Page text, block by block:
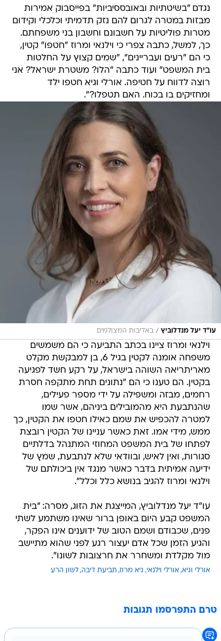
נגדם "בשיטתיות ובאובססיביות" בפייסבוק אמירות
מבזות במטרה לגרום להם נזק תדמיתי וכלכלי וקידום
מטרות פוליטיות על חשבונם וחשבון בני משפחתם.
כך, למשל, כתבה צפרי כי וילנאי ומרוז "חטפו" קטין,
כי הם "רעים ועבריינים", "שמים קצוץ על החלטות
בית המשפט" ועוד כתבה "הלו? משטרת ישראל? אני
רוצה לדווח על חטיפה. אורלי וגיא חטפו ילד
ומחזיקים בו בכוח. האם תטפלו?".
עו"ד יעל מנדלוביץ / באדיבות המצולמים
וילנאי ומרוז ציינו בכתב התביעה כי הם משמשים
משפחה אומנה לקטין בגיל 6, בן למבקשת מקלט
מאריתריאה השוהה בישראל, על רקע חשד לפגיעה
בקטין. הם טענו כי הם "נתונים תחת מתקפה חסרת
רחמים, מבזה ומשפילה על ידי מספר פעילים,
שהנתבעת היא מהמובילים ביניהם, אשר שמו
למטרה להכפיש את שמם כאילו חטפו את הקטין, כך
ממש, מידי אמו. זאת כאשר עניינו של הקטין רובצת
לפתחו של בית המשפט המחוזי המתנהל בדלתיים
סגורות, ואין לאיש, ובוודאי שלא לנתבעת, שמץ של
ידיעה אמיתית בדבר כאשר מנגד אין ביכולתם של
וילנאי ומרוז להגיב בנושא כלל וכלל".
עו"ד יעל מנדלוביץ, המייצגת את הזוג, מסרה: "בית
המשפט קבע היום באופן ברור שאינו משתמע לשתי
פנים, שכבודם ושמם הטוב של ידוענים אינו הפקר,
והגיע הזמן שכל אדם יעצור רגע לפני שהוא מתיישב
מול מקלדת ומשחרר את חרצובות לשונו".
אורלי וגיא אורלי וילנאי גיא מרוז תביעת דיבה לשון הרע
טרם התפרסמו תגובות